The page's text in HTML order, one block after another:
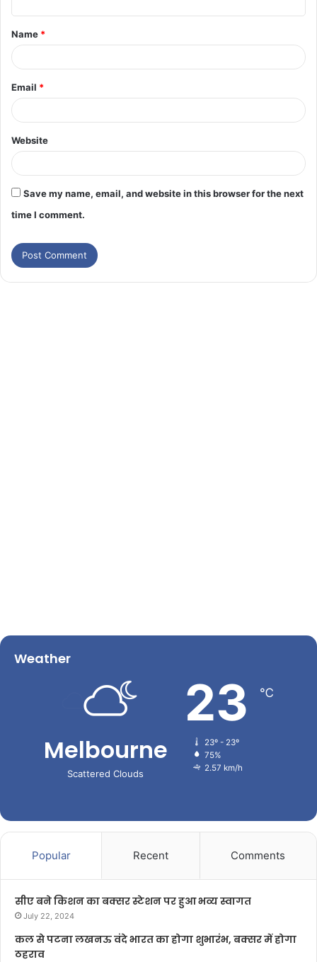
Name *
Email *
Website
Save my name, email, and website in this browser for the next
time I comment.
Weather
Melbourne
Scattered Clouds
23 ℃
23º - 23º
75%
2.57 km/h
Popular Recent Comments
सीए बने किशन का बक्सर स्टेशन पर हुआ भव्य स्वागत
July 22, 2024
कल से पटना लखनऊ वंदे भारत का होगा शुभारंभ, बक्सर में होगा
ठहराव